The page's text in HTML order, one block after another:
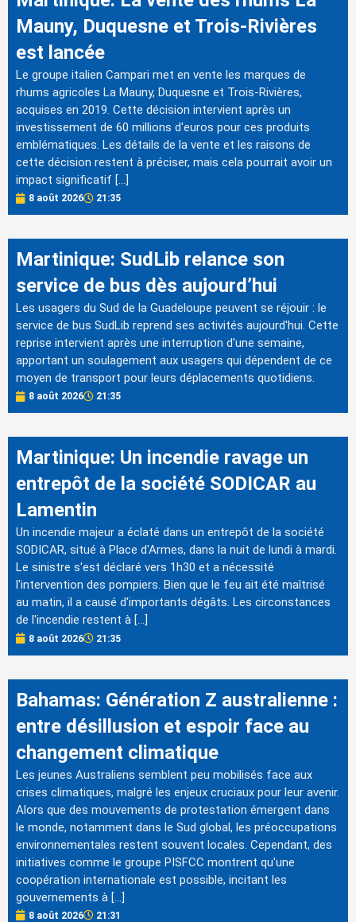
Mauny, Duquesne et Trois-Rivières
est lancée
Le groupe italien Campari met en vente les marques de
rhums agricoles La Mauny, Duquesne et Trois-Rivières,
acquises en 2019. Cette décision intervient après un
investissement de 60 millions d'euros pour ces produits
emblématiques. Les détails de la vente et les raisons de
cette décision restent à préciser, mais cela pourrait avoir un
impact significatif […]
8 août 2026 21:35
Martinique: SudLib relance son
service de bus dès aujourd’hui
Les usagers du Sud de la Guadeloupe peuvent se réjouir : le
service de bus SudLib reprend ses activités aujourd'hui. Cette
reprise intervient après une interruption d'une semaine,
apportant un soulagement aux usagers qui dépendent de ce
moyen de transport pour leurs déplacements quotidiens.
8 août 2026 21:35
Martinique: Un incendie ravage un
entrepôt de la société SODICAR au
Lamentin
Un incendie majeur a éclaté dans un entrepôt de la société
SODICAR, situé à Place d'Armes, dans la nuit de lundi à mardi.
Le sinistre s'est déclaré vers 1h30 et a nécessité
l'intervention des pompiers. Bien que le feu ait été maîtrisé
au matin, il a causé d'importants dégâts. Les circonstances
de l'incendie restent à […]
8 août 2026 21:35
Bahamas: Génération Z australienne :
entre désillusion et espoir face au
changement climatique
Les jeunes Australiens semblent peu mobilisés face aux
crises climatiques, malgré les enjeux cruciaux pour leur avenir.
Alors que des mouvements de protestation émergent dans
le monde, notamment dans le Sud global, les préoccupations
environnementales restent souvent locales. Cependant, des
initiatives comme le groupe PISFCC montrent qu'une
coopération internationale est possible, incitant les
gouvernements à […]
8 août 2026 21:31